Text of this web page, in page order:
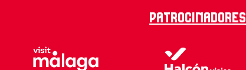
Patrocinadores